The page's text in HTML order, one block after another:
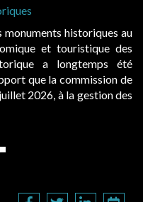
plage : le juge admet des
des bains de mer, les
un beau sujet domanial.
donnent lieu au
Saisies par des